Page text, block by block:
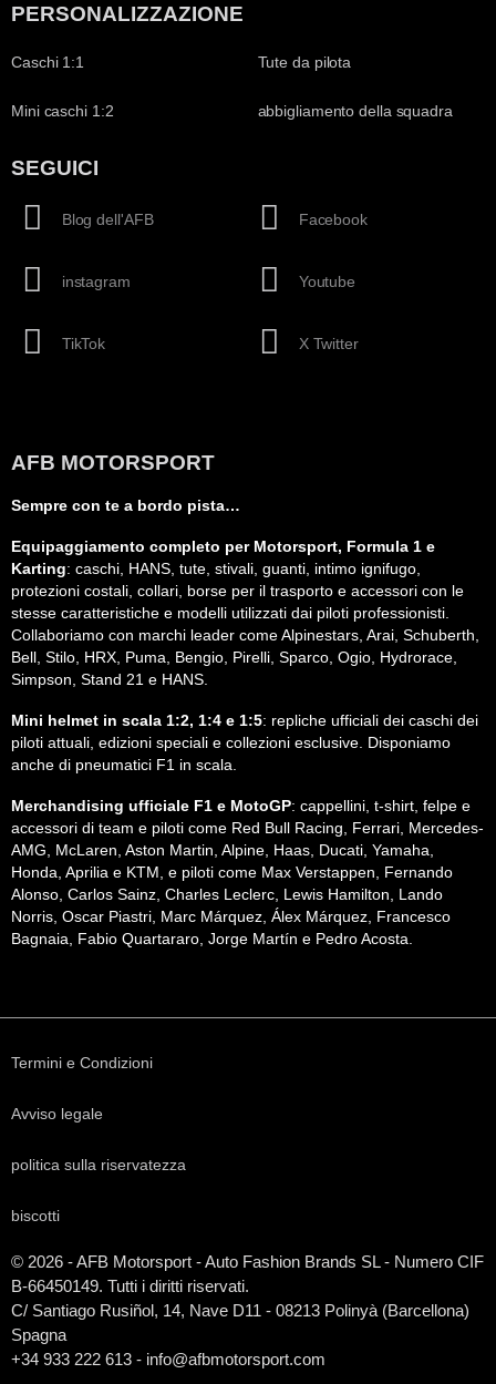
PERSONALIZZAZIONE
Caschi 1:1
Mini caschi 1:2
Tute da pilota
abbigliamento della squadra
SEGUICI
Blog dell'AFB
instagram
TikTok
Facebook
Youtube
X Twitter
AFB MOTORSPORT
Sempre con te a bordo pista…
Equipaggiamento completo per Motorsport, Formula 1 e
Karting: caschi, HANS, tute, stivali, guanti, intimo ignifugo,
protezioni costali, collari, borse per il trasporto e accessori con le
stesse caratteristiche e modelli utilizzati dai piloti professionisti.
Collaboriamo con marchi leader come Alpinestars, Arai, Schuberth,
Bell, Stilo, HRX, Puma, Bengio, Pirelli, Sparco, Ogio, Hydrorace,
Simpson, Stand 21 e HANS.
Mini helmet in scala 1:2, 1:4 e 1:5: repliche ufficiali dei caschi dei
piloti attuali, edizioni speciali e collezioni esclusive. Disponiamo
anche di pneumatici F1 in scala.
Merchandising ufficiale F1 e MotoGP: cappellini, t-shirt, felpe e
accessori di team e piloti come Red Bull Racing, Ferrari, Mercedes-
AMG, McLaren, Aston Martin, Alpine, Haas, Ducati, Yamaha,
Honda, Aprilia e KTM, e piloti come Max Verstappen, Fernando
Alonso, Carlos Sainz, Charles Leclerc, Lewis Hamilton, Lando
Norris, Oscar Piastri, Marc Márquez, Álex Márquez, Francesco
Bagnaia, Fabio Quartararo, Jorge Martín e Pedro Acosta.
Termini e Condizioni
Avviso legale
politica sulla riservatezza
biscotti
© 2026 - AFB Motorsport - Auto Fashion Brands SL- Numero CIF
B-66450149. Tutti i diritti riservati.
C/ Santiago Rusiñol, 14, Nave D11 - 08213 Polinyà (Barcellona)
Spagna
+34 933 222 613 - info@afbmotorsport.com